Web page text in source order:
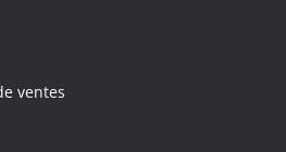
ventes